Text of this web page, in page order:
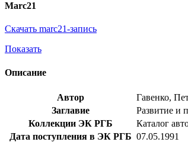
Marc21
Скачать marc21-запись
Показать
Описание
Автор
Гавенко,
Заглавие
Развитие и
Коллекции ЭК РГБ
Каталог
Дата поступления в ЭК РГБ 07.05.1991